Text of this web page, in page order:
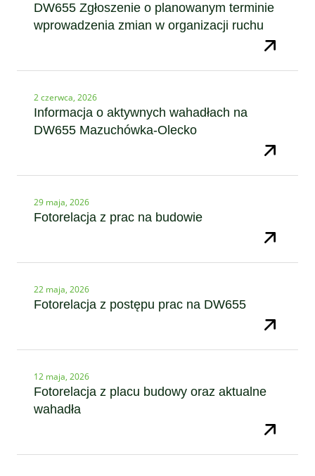
DW655 Zgłoszenie o planowanym terminie
wprowadzenia zmian w organizacji ruchu
2 czerwca, 2026
Informacja o aktywnych wahadłach na
DW655 Mazuchówka-Olecko
29 maja, 2026
Fotorelacja z prac na budowie
22 maja, 2026
Fotorelacja z postępu prac na DW655
12 maja, 2026
Fotorelacja z placu budowy oraz aktualne
wahadła